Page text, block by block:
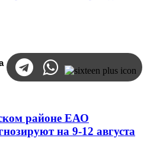
районе ЕАО
на 9-12 августа